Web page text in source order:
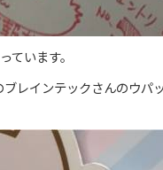
ています。
レインテックさんのウパ